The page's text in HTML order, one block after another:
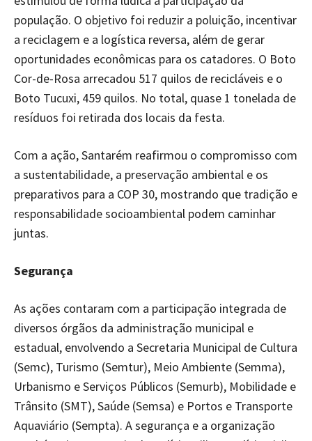
população. O objetivo foi reduzir a poluição, incentivar
a reciclagem e a logística reversa, além de gerar
oportunidades econômicas para os catadores. O Boto
Cor-de-Rosa arrecadou 517 quilos de recicláveis e o
Boto Tucuxi, 459 quilos. No total, quase 1 tonelada de
resíduos foi retirada dos locais da festa.
Com a ação, Santarém reafirmou o compromisso com
a sustentabilidade, a preservação ambiental e os
preparativos para a COP 30, mostrando que tradição e
responsabilidade socioambiental podem caminhar
juntas.
Segurança
As ações contaram com a participação integrada de
diversos órgãos da administração municipal e
estadual, envolvendo a Secretaria Municipal de Cultura
(Semc), Turismo (Semtur), Meio Ambiente (Semma),
Urbanismo e Serviços Públicos (Semurb), Mobilidade e
Trânsito (SMT), Saúde (Semsa) e Portos e Transporte
Aquaviário (Sempta). A segurança e a organização